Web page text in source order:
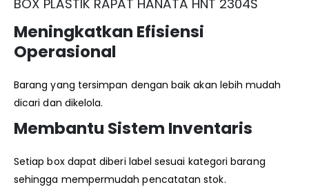
BOX PLASTIK RAPAT HANATA HNT 2304S
Meningkatkan Efisiensi
Operasional
Barang yang tersimpan dengan baik akan lebih mudah
dicari dan dikelola.
Membantu Sistem Inventaris
Setiap box dapat diberi label sesuai kategori barang
sehingga mempermudah pencatatan stok.